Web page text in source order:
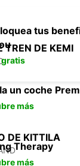
TREN DE KEMI
DE KITTILA
tus
gratis
un coche
más
Therapy
más